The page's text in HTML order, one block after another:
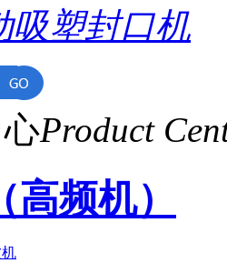
吸塑封口机
Product
频机）